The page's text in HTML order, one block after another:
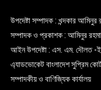
উপদেষ্টা সম্পাদক : খন্দকার আমিনুর
সম্পাদক ও প্রকাশক : আমিনুর
আইন উপদেষ্টা : এস. এম. দৌলত -
এ্যাডভোকেট বাংলাদেশ সুপ্রিম
সম্পাদকীয় ও বাণিজ্যিক কার্যালয়